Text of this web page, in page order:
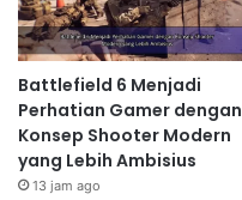
Battlefield 6 Menjadi
Perhatian Gamer dengan
Konsep Shooter Modern
yang Lebih Ambisius
13 jam ago